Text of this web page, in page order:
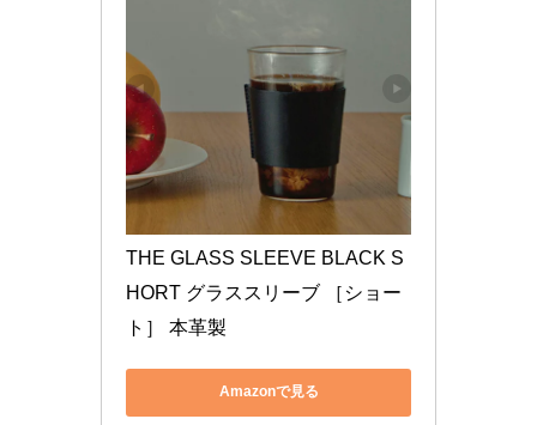
THE GLASS SLEEVE BLACK S
HORT グラススリーブ ［ショー
ト］ 本革製
Amazonで見る